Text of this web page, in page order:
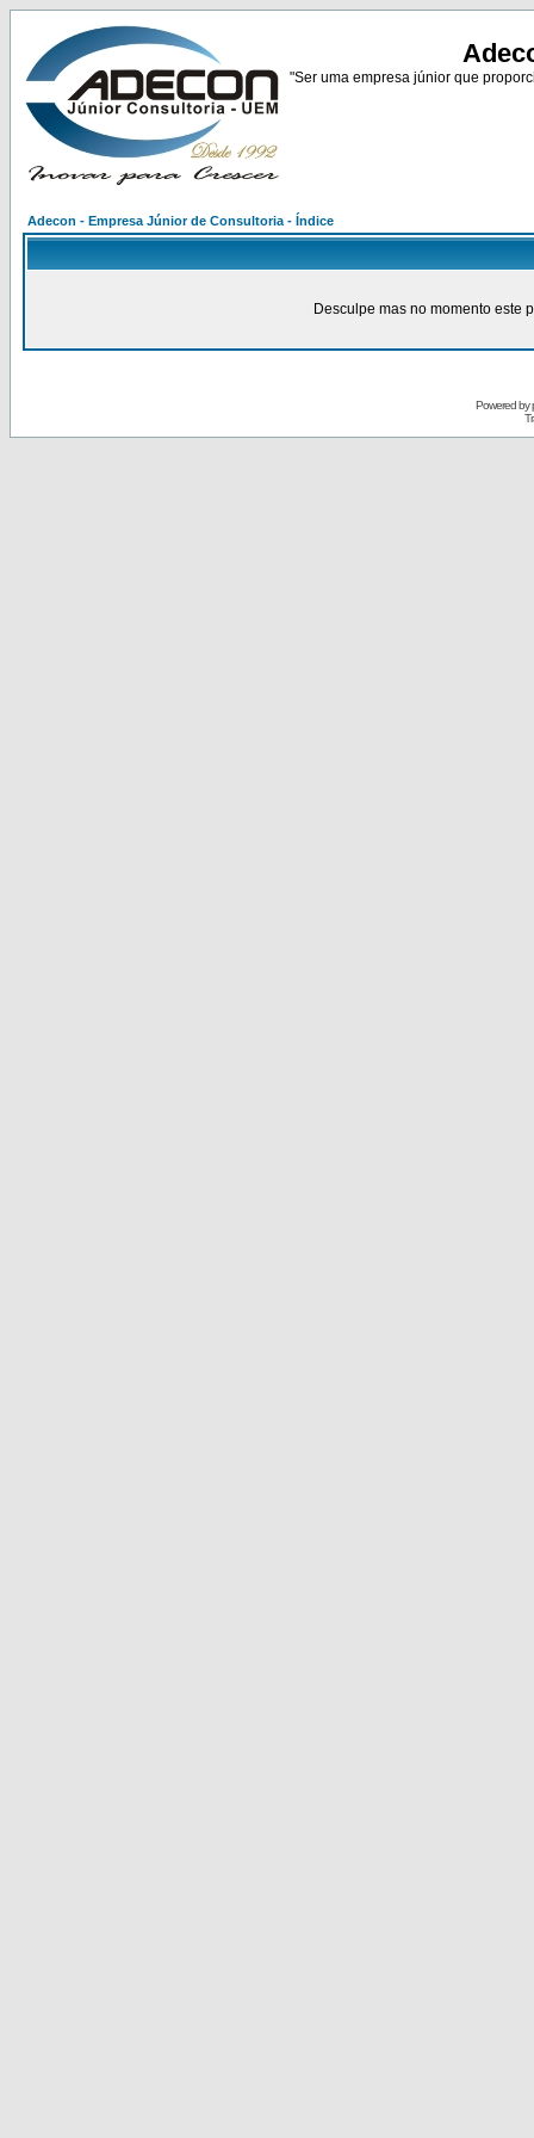
"Ser uma empresa júnior que
Adecon - Empresa Júnior de Consultoria - Índice
Desculpe mas no momento este
Powered by